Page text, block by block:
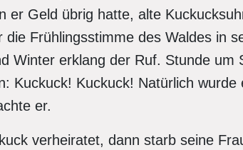
er Geld übrig hatte, alte
die Frühlingsstimme des Waldes in
Winter erklang der Ruf. Stunde um
Kuckuck! Kuckuck! Natürlich
er.
verheiratet, dann starb seine